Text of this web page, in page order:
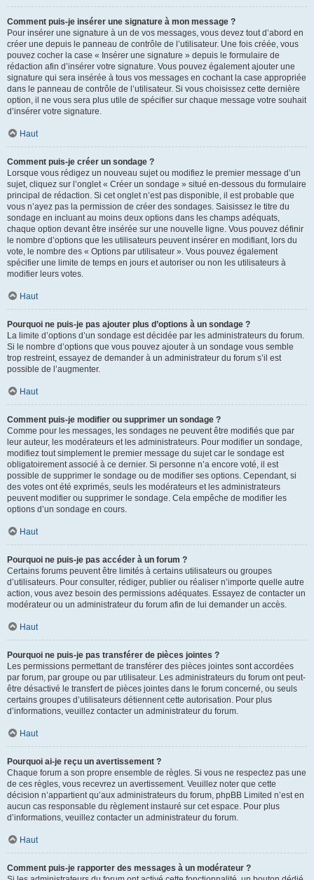
Comment puis-je insérer une signature à mon message ?
Pour insérer une signature à un de vos messages, vous devez tout d’abord en
créer une depuis le panneau de contrôle de l’utilisateur. Une fois créée, vous
pouvez cocher la case « Insérer une signature » depuis le formulaire de
rédaction afin d’insérer votre signature. Vous pouvez également ajouter une
signature qui sera insérée à tous vos messages en cochant la case appropriée
dans le panneau de contrôle de l’utilisateur. Si vous choisissez cette dernière
option, il ne vous sera plus utile de spécifier sur chaque message votre souhait
d’insérer votre signature.
Haut
Comment puis-je créer un sondage ?
Lorsque vous rédigez un nouveau sujet ou modifiez le premier message d’un
sujet, cliquez sur l’onglet « Créer un sondage » situé en-dessous du formulaire
principal de rédaction. Si cet onglet n’est pas disponible, il est probable que
vous n’ayez pas la permission de créer des sondages. Saisissez le titre du
sondage en incluant au moins deux options dans les champs adéquats,
chaque option devant être insérée sur une nouvelle ligne. Vous pouvez définir
le nombre d’options que les utilisateurs peuvent insérer en modifiant, lors du
vote, le nombre des « Options par utilisateur ». Vous pouvez également
spécifier une limite de temps en jours et autoriser ou non les utilisateurs à
modifier leurs votes.
Haut
Pourquoi ne puis-je pas ajouter plus d’options à un sondage ?
La limite d’options d’un sondage est décidée par les administrateurs du forum.
Si le nombre d’options que vous pouvez ajouter à un sondage vous semble
trop restreint, essayez de demander à un administrateur du forum s’il est
possible de l’augmenter.
Haut
Comment puis-je modifier ou supprimer un sondage ?
Comme pour les messages, les sondages ne peuvent être modifiés que par
leur auteur, les modérateurs et les administrateurs. Pour modifier un sondage,
modifiez tout simplement le premier message du sujet car le sondage est
obligatoirement associé à ce dernier. Si personne n’a encore voté, il est
possible de supprimer le sondage ou de modifier ses options. Cependant, si
des votes ont été exprimés, seuls les modérateurs et les administrateurs
peuvent modifier ou supprimer le sondage. Cela empêche de modifier les
options d’un sondage en cours.
Haut
Pourquoi ne puis-je pas accéder à un forum ?
Certains forums peuvent être limités à certains utilisateurs ou groupes
d’utilisateurs. Pour consulter, rédiger, publier ou réaliser n’importe quelle autre
action, vous avez besoin des permissions adéquates. Essayez de contacter un
modérateur ou un administrateur du forum afin de lui demander un accès.
Haut
Pourquoi ne puis-je pas transférer de pièces jointes ?
Les permissions permettant de transférer des pièces jointes sont accordées
par forum, par groupe ou par utilisateur. Les administrateurs du forum ont peut-
être désactivé le transfert de pièces jointes dans le forum concerné, ou seuls
certains groupes d’utilisateurs détiennent cette autorisation. Pour plus
d’informations, veuillez contacter un administrateur du forum.
Haut
Pourquoi ai-je reçu un avertissement ?
Chaque forum a son propre ensemble de règles. Si vous ne respectez pas une
de ces règles, vous recevrez un avertissement. Veuillez noter que cette
décision n’appartient qu’aux administrateurs du forum, phpBB Limited n’est en
aucun cas responsable du règlement instauré sur cet espace. Pour plus
d’informations, veuillez contacter un administrateur du forum.
Haut
Comment puis-je rapporter des messages à un modérateur ?